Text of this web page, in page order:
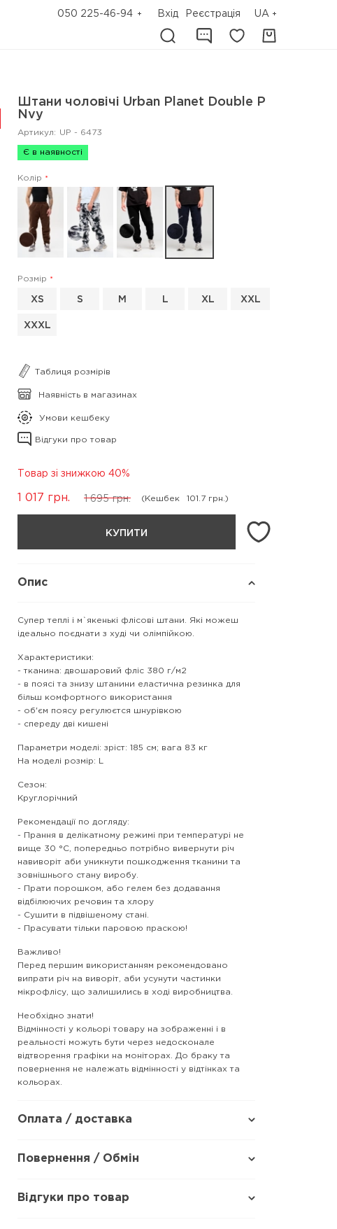
050 225-46-94 Вхід Реєстрація UA
Штани чоловічі Urban Planet Double P
Nvy
Артикул: UP - 6473
Є в наявності
Колір
Розмір
XS S M L XL XXL
XXXL
Таблиця розмірів
Наявність в магазинах
Умови кешбеку
Відгуки про товар
Товар зі знижкою 40%
1 695 грн.
1 017 грн. (Кешбек 101.7 грн.)
КУПИТИ
Опис
Супер теплі і м`якенькі флісові штани. Які можеш
ідеально поєднати з худі чи олімпійкою.
Характеристики:
- тканина: двошаровий фліс 380 г/м2
- в поясі та знизу штанини еластична резинка для
більш комфортного використання
- об'єм поясу регулюєтся шнурівкою
- спереду дві кишені
Параметри моделі: зріст: 185 см; вага 83 кг
На моделі розмір: L
Сезон:
Круглорічний
Рекомендації по догляду:
- Прання в делікатному режимі при температурі не
вище 30 °C, попередньо потрібно вивернути річ
навиворіт аби уникнути пошкодження тканини та
зовнішнього стану виробу.
- Прати порошком, або гелем без додавання
відбілюючих речовин та хлору
- Сушити в підвішеному стані.
- Прасувати тільки паровою праскою!
Важливо!
Перед першим використанням рекомендовано
випрати річ на виворіт, аби усунути частинки
мікрофлісу, що залишились в ході виробництва.
Необхідно знати!
Відмінності у кольорі товару на зображенні і в
реальності можуть бути через недосконале
відтворення графіки на моніторах. До браку та
повернення не належать відмінності у відтінках та
кольорах.
Оплата / доставка
Повернення / Обмін
Відгуки про товар